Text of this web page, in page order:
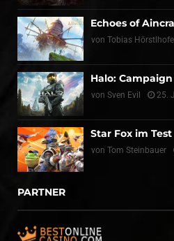
Echoes of
von Tobias
Halo:
von Sven Evil 25.
Star Fox im Test
von Tom Steinbauer
PARTNER